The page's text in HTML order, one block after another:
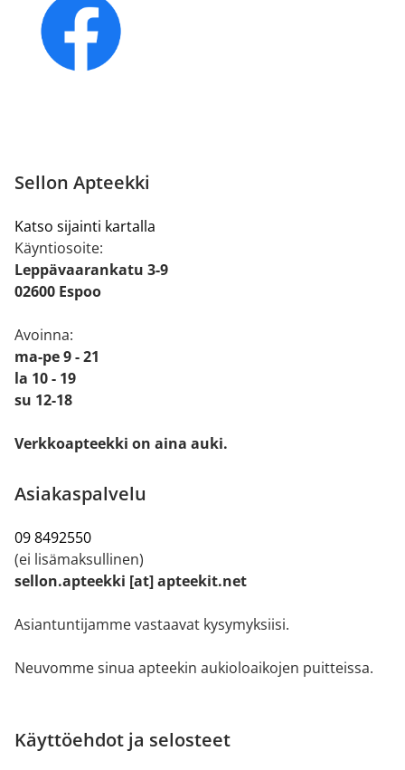
Sellon Apteekki
Katso sijainti kartalla
Käyntiosoite:
Leppävaarankatu 3-9
02600 Espoo
Avoinna:
ma-pe 9 - 21
la 10 - 19
su 12-18
Verkkoapteekki on aina auki.
Asiakaspalvelu
09 8492550
(ei lisämaksullinen)
sellon.apteekki [at] apteekit.net
Asiantuntijamme vastaavat kysymyksiisi.
Neuvomme sinua apteekin aukioloaikojen puitteissa.
Käyttöehdot ja selosteet